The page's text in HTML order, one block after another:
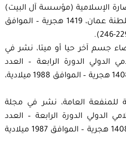
الإسلامية (مؤسسة آل البيت)
والتي عقدت في سلطنة عمان، 1419 هجرية – الموافق
جسم آخر حيا أو ميتا، نشر في
الدولي الدورة الرابعة – العدد
الرابع، الجزء الأول، 1408 هجرية – الموافق 1988 ميلادية،
للمنفعة العامة، نشر في مجلة
الدولي الدورة الرابعة – العدد
الرابع، الجزء الثاني، 1408 هجرية – الموافق 1987 ميلادية